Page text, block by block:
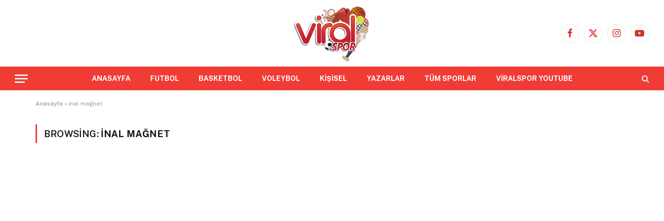
Facebook
X
Instagram
ANASAYFA FUTBOL BASKETBOL VOLEYBOL KİŞİSEL YAZARLAR TÜM SPORLAR VİRALSPOR YOUTUBE
Anasayfa » inal mağnet
BROWSING: INAL MAĞNET